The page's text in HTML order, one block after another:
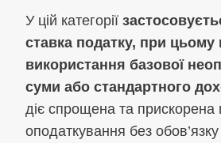
У цій категорії
ставка податку, при
використання базової
суми або стандартного
діє спрощена та прискорена
оподаткування без